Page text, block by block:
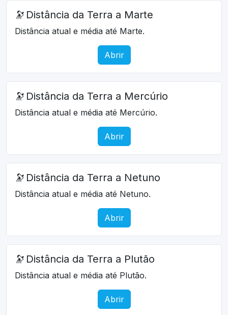
🔭 Distância da Terra a Marte
Distância atual e média até Marte.
Abrir
🔭 Distância da Terra a Mercúrio
Distância atual e média até Mercúrio.
Abrir
🔭 Distância da Terra a Netuno
Distância atual e média até Netuno.
Abrir
🔭 Distância da Terra a Plutão
Distância atual e média até Plutão.
Abrir